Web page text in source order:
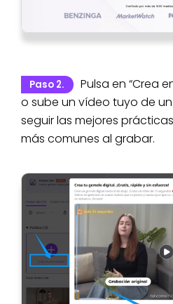
Paso 2.
Pulsa en “Crea
o sube un vídeo tuyo de
seguir las mejores
más comunes al grabar.